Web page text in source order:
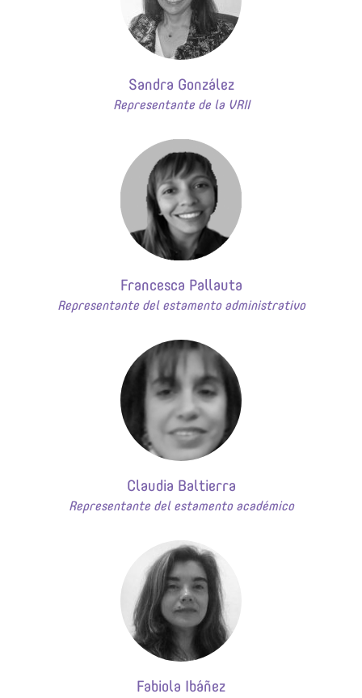
Sandra González
Representante de la VRII
Francesca Pallauta
Representante del estamento administrativo
Claudia Baltierra
Representante del estamento académico
Fabiola Ibáñez